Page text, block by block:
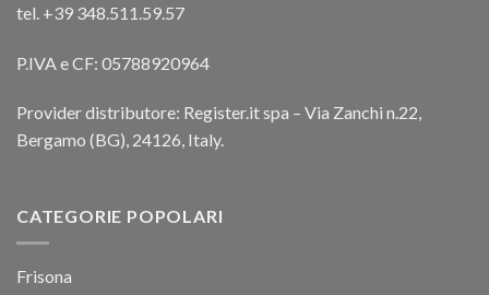
tel. +39 348.511.59.57
P.IVA e CF: 05788920964
Provider distributore: Register.it spa – Via Zanchi n.22,
Bergamo (BG), 24126, Italy.
CATEGORIE POPOLARI
Frisona